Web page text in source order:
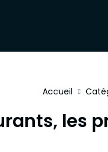
Accueil
les